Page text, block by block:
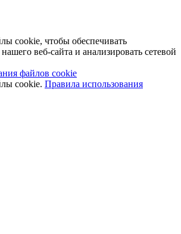
cookie, чтобы обеспечивать
веб-сайта и анализировать сетевой
файлов cookie
cookie. Правила использования